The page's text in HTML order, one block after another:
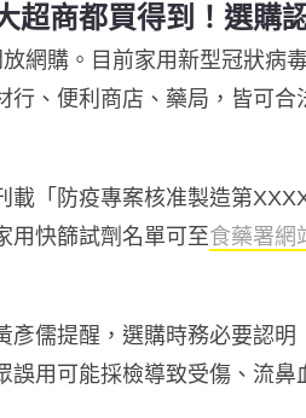
超商都買得到！選購
網購。目前家用新型冠狀病
、便利商店、藥局，皆可合
載「防疫專案核准製造第
用快篩試劑名單可至食藥署網
彥儒提醒，選購時務必要認
用可能採檢導致受傷、流鼻